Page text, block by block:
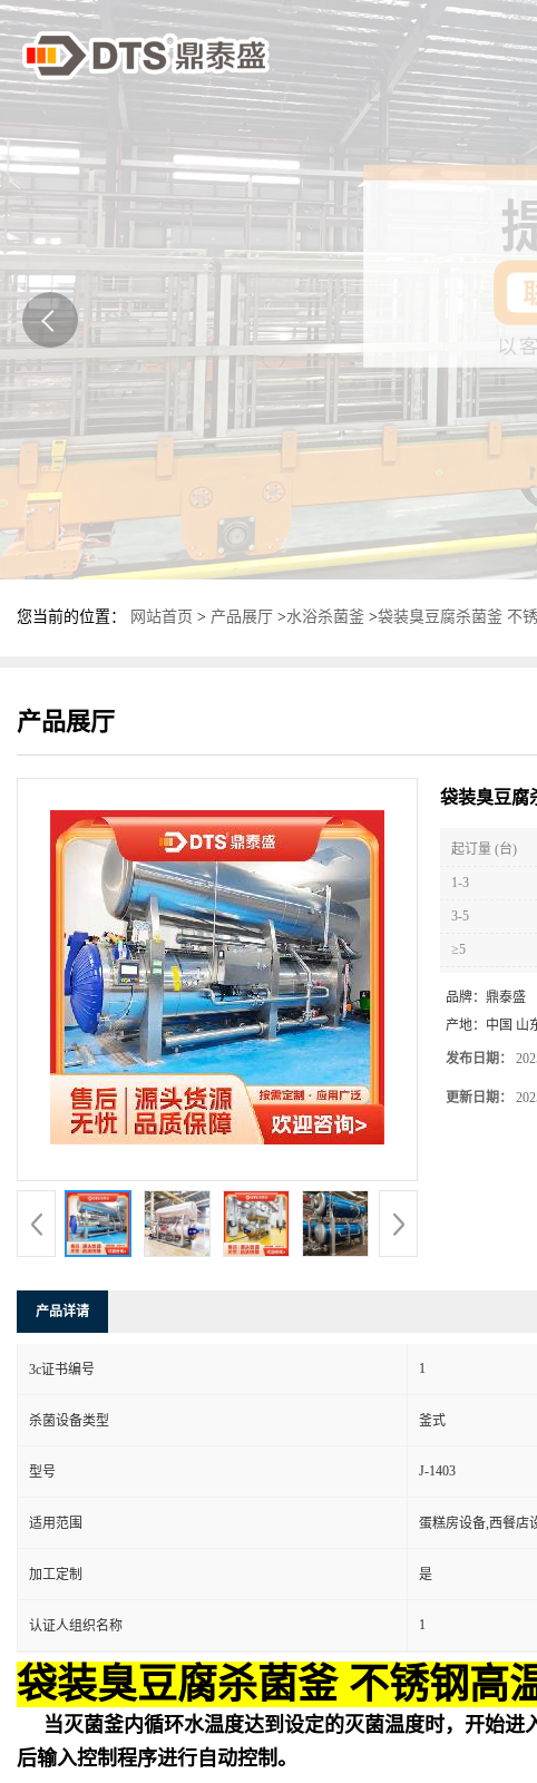
您当前的位置： 网站首页 > 产品展厅 >水浴杀菌釜 >袋装臭豆腐杀菌釜 不
产品展厅
袋装臭豆腐
起订量 (台)
1-3
3-5
≥5
品牌： 鼎泰盛
产地： 中国 山
发布日期：
更新日期：
产品详请
3c证书编号 1
杀菌设备类型 釜式
型号 J-1403
适用范围 蛋糕房设备,西餐店
加工定制 是
认证人组织名称 1
袋装臭豆腐杀菌釜 不锈钢高
当灭菌釜内循环水温度达到设定的灭菌温度时，开始
后输入控制程序进行自动控制。